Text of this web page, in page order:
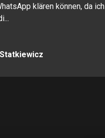
klären können, da ich